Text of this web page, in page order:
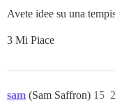
Avete idee su una
3 Mi Piace
sam (Sam Saffron) 15